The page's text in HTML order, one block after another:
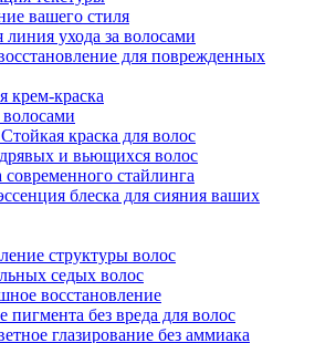
вашего стиля
линия ухода за волосами
для поврежденных
крем-краска
краска для волос
и вьющихся волос
стайлинга
блеска для сияния ваших
структуры волос
седых волос
восстановление
пигмента без вреда для волос
глазирование без аммиака